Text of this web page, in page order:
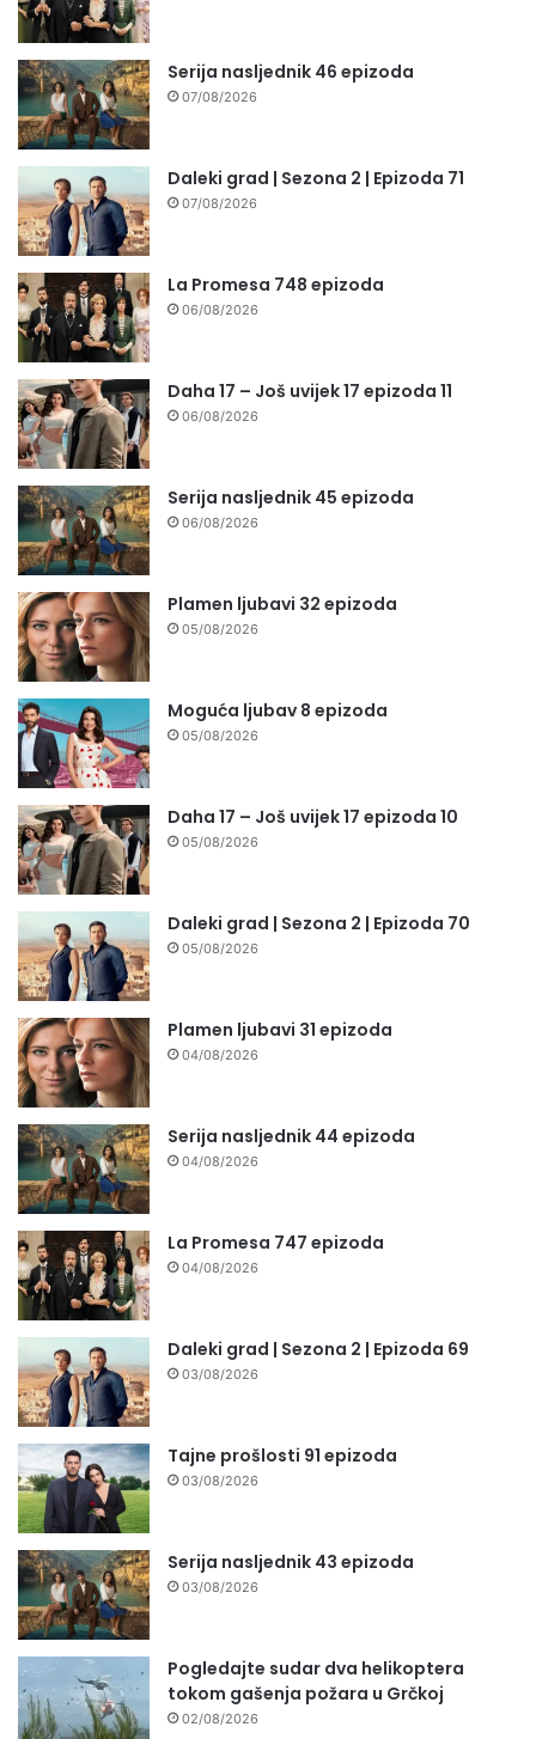
Serija nasljednik 46 epizoda
07/08/2026
Daleki grad | Sezona 2 | Epizoda 71
07/08/2026
La Promesa 748 epizoda
06/08/2026
Daha 17 – Još uvijek 17 epizoda 11
06/08/2026
Serija nasljednik 45 epizoda
06/08/2026
Plamen ljubavi 32 epizoda
05/08/2026
Moguća ljubav 8 epizoda
05/08/2026
Daha 17 – Još uvijek 17 epizoda 10
05/08/2026
Daleki grad | Sezona 2 | Epizoda 70
05/08/2026
Plamen ljubavi 31 epizoda
04/08/2026
Serija nasljednik 44 epizoda
04/08/2026
La Promesa 747 epizoda
04/08/2026
Daleki grad | Sezona 2 | Epizoda 69
03/08/2026
Tajne prošlosti 91 epizoda
03/08/2026
Serija nasljednik 43 epizoda
03/08/2026
Pogledajte sudar dva helikoptera
tokom gašenja požara u Grčkoj
02/08/2026